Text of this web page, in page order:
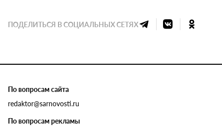
ПОДЕЛИТЬСЯ В СОЦИАЛЬНЫХ СЕТЯХ
По вопросам сайта
redaktor@sarnovosti.ru
По вопросам рекламы